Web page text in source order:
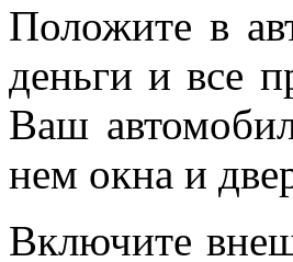
Положите в
деньги и все
Ваш
нем окна и
Включите